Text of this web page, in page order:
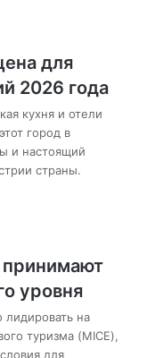
для
2026 года
кухня и отели
город в
и настоящий
страны.
принимают
уровня
на
туризма (MICE),
для